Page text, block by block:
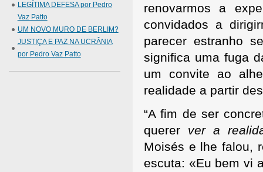
renovarmos a
convidados a
parecer estranho
significa uma fuga
um convite ao
realidade a partir
“A fim de ser
querer ver a
Moisés e lhe falou,
escuta: «Eu bem vi
LEGÍTIMA DEFESA por Pedro
Vaz Patto
UM NOVO MURO DE BERLIM?
JUSTIÇA E PAZ NA UCRÂNIA
por Pedro Vaz Patto